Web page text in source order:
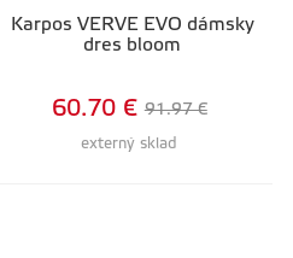
Karpos VERVE EVO dámsky
dres bloom
externý sklad
60.70 € 91.97 €